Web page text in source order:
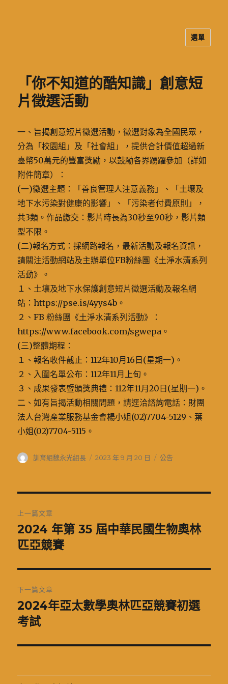
選單
「你不知道的酷知識」創意短
片徵選活動
一、旨揭創意短片徵選活動，徵選對象為全國民眾，
分為「校園組」及「社會組」，提供合計價值超過新
臺幣50萬元的豐富獎勵，以鼓勵各界踴躍參加（詳如
附件簡章）：
(一)徵選主題：「善良管理人注意義務」、「土壤及
地下水污染對健康的影響」、「污染者付費原則」，
共3類。作品繳交：影片時長為30秒至90秒，影片類
型不限。
(二)報名方式：採網路報名，最新活動及報名資訊，
請關注活動網站及主辦單位FB粉絲團《土淨水清系列
活動》。
１、土壤及地下水保護創意短片徵選活動及報名網
站：https://pse.is/4yys4b。
２、FB 粉絲團《土淨水清系列活動》：
https://www.facebook.com/sgwepa。
(三)整體期程：
１、報名收件截止：112年10月16日(星期一)。
２、入圍名單公布：112年11月上旬。
３、成果發表暨頒獎典禮：112年11月20日(星期一)。
二、如有旨揭活動相關問題，請逕洽諮詢電話：財團
法人台灣產業服務基金會楊小姐(02)7704-5129、葉
小姐(02)7704-5115。
作
訓育組魏永光組長
發
2023 年 9 月 20 日
分
公告
章
導
覽
上一篇文章
上
一
文
章:
2024 年第 35 屆中華民國生物奧林
匹亞競賽
下一篇文章
下
一
文
2024年亞太數學奧林匹亞競賽初選
考試